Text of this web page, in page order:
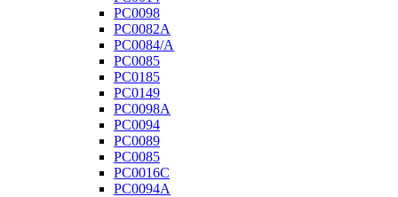
PC0098
PC0082A
PC0084/A
PC0085
PC0185
PC0149
PC0098A
PC0094
PC0089
PC0085
PC0016C
PC0094A